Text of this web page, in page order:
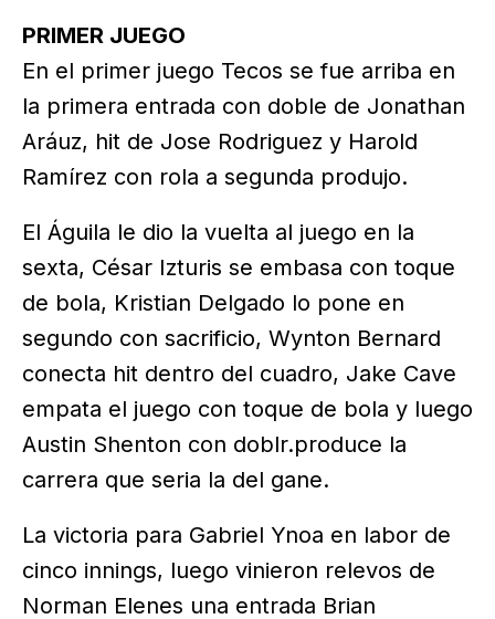
PRIMER JUEGO
En el primer juego Tecos se fue arriba en
la primera entrada con doble de Jonathan
Aráuz, hit de Jose Rodriguez y Harold
Ramírez con rola a segunda produjo.
El Águila le dio la vuelta al juego en la
sexta, César Izturis se embasa con toque
de bola, Kristian Delgado lo pone en
segundo con sacrificio, Wynton Bernard
conecta hit dentro del cuadro, Jake Cave
empata el juego con toque de bola y luego
Austin Shenton con doblr.produce la
carrera que seria la del gane.
La victoria para Gabriel Ynoa en labor de
cinco innings, luego vinieron relevos de
Norman Elenes una entrada Brian